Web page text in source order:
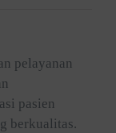
pelayanan
pasien
berkualitas.